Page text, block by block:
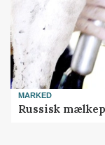
MARKED
Russisk